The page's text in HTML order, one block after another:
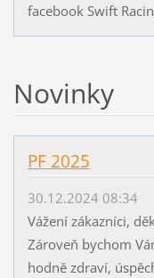
facebook Swift
Novinky
PF 2025
30.12.2024 08:34
Vážení zákazníci,
Zároveň bychom
hodně zdraví,